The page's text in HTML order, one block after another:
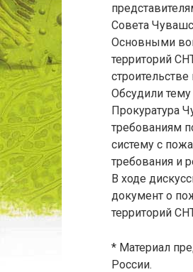
Совета
Основными
территорий
Обсудили
Прокуратура
требованиям
систему с
требования и
В ходе
документ о
территорий
* Материал
России.